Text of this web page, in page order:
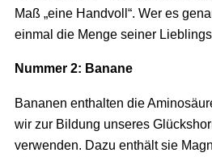
Maß „eine Handvoll“. Wer es
einmal die Menge seiner
Nummer 2: Banane
Bananen enthalten die
wir zur Bildung unseres
verwenden. Dazu enthält sie